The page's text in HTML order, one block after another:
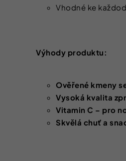
Vhodné ke
Výhody produktu:
Ověřené kmeny
Vysoká kvalita
Vitamin C – pro
Skvělá chuť a